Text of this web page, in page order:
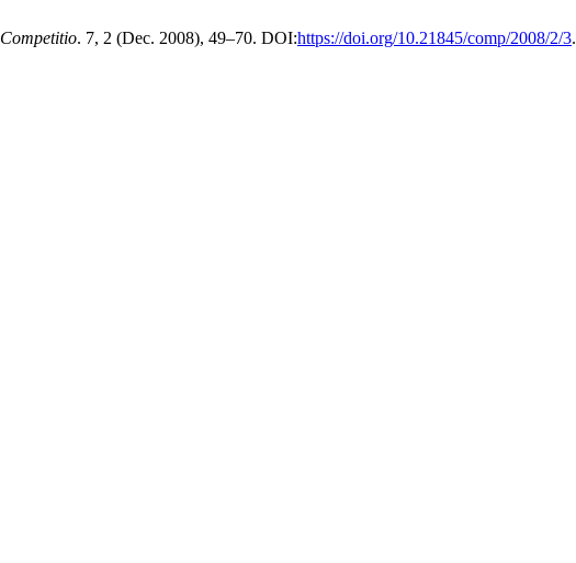
Competitio. 7, 2 (Dec. 2008), 49–70. DOI:https://doi.org/10.21845/comp/2008/2/3.